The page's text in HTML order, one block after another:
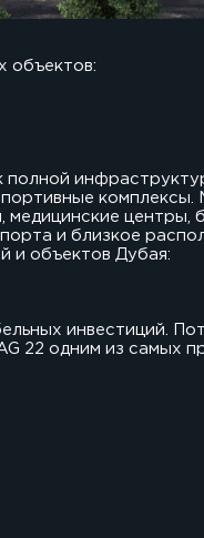
объектов:
полной
комплексы.
центры,
и близкое
и объектов Дубая:
инвестиций.
22 одним из самых